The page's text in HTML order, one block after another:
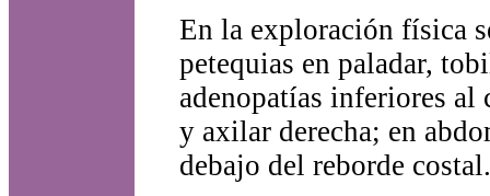
En la exploración física
petequias en paladar,
adenopatías inferiores
y axilar derecha; en
debajo del reborde costal.